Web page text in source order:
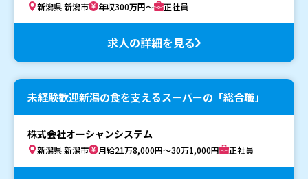
新潟県 新潟市 年収300万円～ 正社員
求人の詳細を見る
未経験歓迎新潟の食を支えるスーパーの「総合職」
株式会社オーシャンシステム
新潟県 新潟市 月給21万8,000円～30万1,000円 正社員